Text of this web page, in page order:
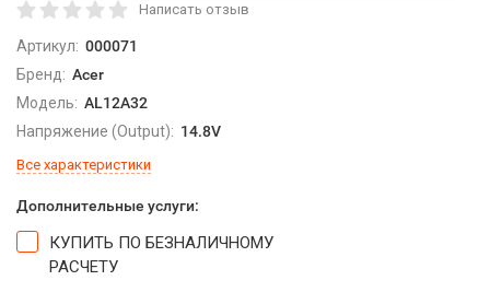
Написать отзыв
Артикул: 000071
Бренд: Acer
Модель: AL12A32
Напряжение (Output): 14.8V
Все характеристики
Дополнительные услуги:
КУПИТЬ ПО БЕЗНАЛИЧНОМУ
РАСЧЕТУ